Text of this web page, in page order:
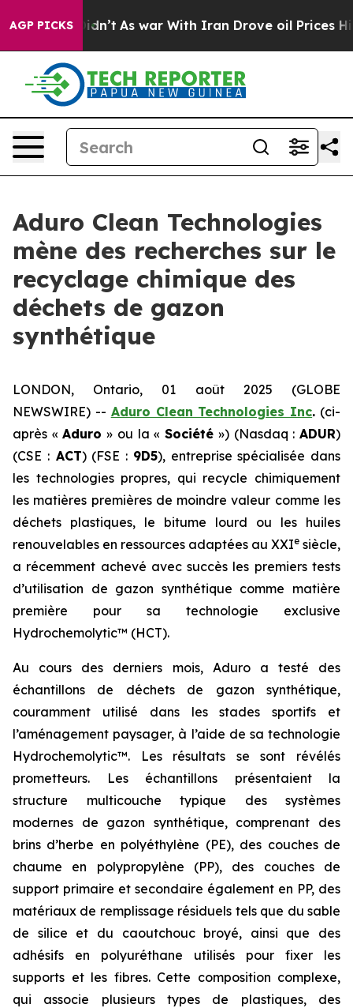
AGP PICKS
it Didn’t As war With Iran Drove oil Prices Higher,
Aduro Clean Technologies
mène des recherches sur le
recyclage chimique des
déchets de gazon
synthétique
LONDON, Ontario, 01 août 2025 (GLOBE
NEWSWIRE) -- Aduro Clean Technologies Inc. (ci-
après «Aduro » ou la «Société ») (Nasdaq :ADUR)
(CSE :ACT) (FSE : 9D5), entreprise spécialisée dans
les technologies propres, qui recycle chimiquement
les matières premières de moindre valeur comme les
déchets plastiques, le bitume lourd ou les huiles
renouvelables en ressources adaptées au XXIe siècle,
a récemment achevé avec succès les premiers tests
d’utilisation de gazon synthétique comme matière
première pour sa technologie exclusive
Hydrochemolytic™ (HCT).
Au cours des derniers mois, Aduro a testé des
échantillons de déchets de gazon synthétique,
couramment utilisé dans les stades sportifs et
l’aménagement paysager, à l’aide de sa technologie
Hydrochemolytic™. Les résultats se sont révélés
prometteurs. Les échantillons présentaient la
structure multicouche typique des systèmes
modernes de gazon synthétique, comprenant des
brins d’herbe en polyéthylène (PE), des couches de
chaume en polypropylène (PP), des couches de
support primaire et secondaire également en PP, des
matériaux de remplissage résiduels tels que du sable
de silice et du caoutchouc broyé, ainsi que des
adhésifs en polyuréthane utilisés pour fixer les
supports et les fibres. Cette composition complexe,
qui associe plusieurs types de plastiques, des